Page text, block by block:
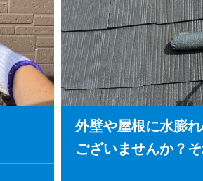
外壁や屋根に水膨
ございませんか？